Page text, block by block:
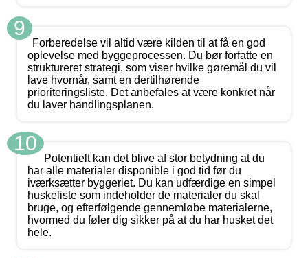
9
Forberedelse vil altid være kilden til at få en god
oplevelse med byggeprocessen. Du bør forfatte en
struktureret strategi, som viser hvilke gøremål du vil
lave hvornår, samt en dertilhørende
prioriteringsliste. Det anbefales at være konkret når
du laver handlingsplanen.
10
Potentielt kan det blive af stor betydning at du
har alle materialer disponible i god tid før du
iværksætter byggeriet. Du kan udfærdige en simpel
huskeliste som indeholder de materialer du skal
bruge, og efterfølgende gennemløbe materialerne,
hvormed du føler dig sikker på at du har husket det
hele.